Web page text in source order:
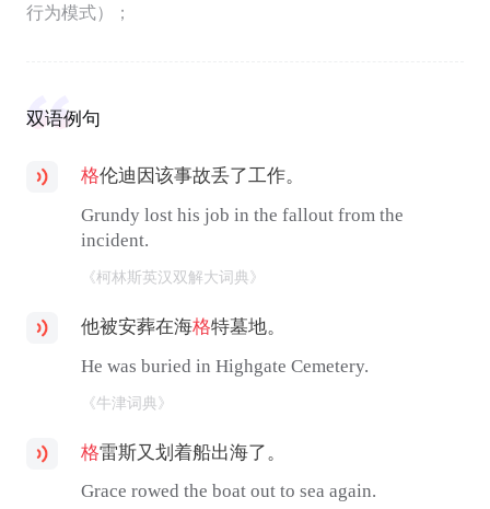
行为模式）；
双语例句
格伦迪因该事故丢了工作。
Grundy lost his job in the fallout from the
incident.
《柯林斯英汉双解大词典》
他被安葬在海格特墓地。
He was buried in Highgate Cemetery.
《牛津词典》
格雷斯又划着船出海了。
Grace rowed the boat out to sea again.